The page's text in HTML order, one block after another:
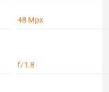
48 Mpx
f/1.8